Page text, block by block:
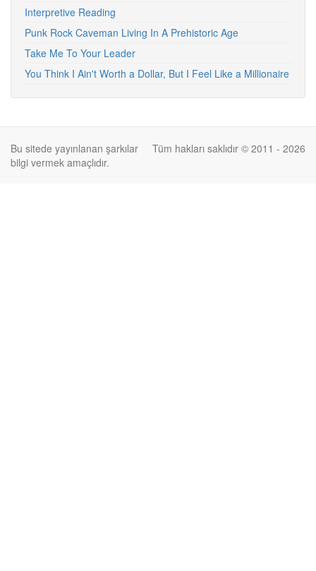
Interpretive Reading
Punk Rock Caveman Living In A Prehistoric Age
Take Me To Your Leader
You Think I Ain't Worth a Dollar, But I Feel Like a Millionaire
Tüm hakları saklıdır © 2011 - 2026
Bu sitede yayınlanan şarkılar
bilgi vermek amaçlıdır.